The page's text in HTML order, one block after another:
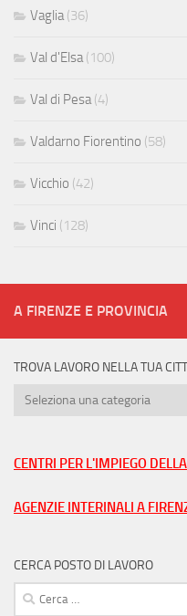
Vaglia(36)
Val d'Elsa(100)
Val di Pesa(4)
Valdarno Fiorentino (58)
Vicchio (42)
Vinci (128)
A FIRENZE E PROVINCIA
TROVA LAVORO NELLA TUA
Trova
tua
CENTRI PER L'IMPIEGO
AGENZIE INTERINALI A
CERCA POSTO DI LAVORO
Ricerca